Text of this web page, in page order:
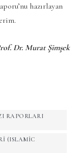
hazırlayan
Dr. Murat Şimşek
RAPORLARI
(ISLAMIC